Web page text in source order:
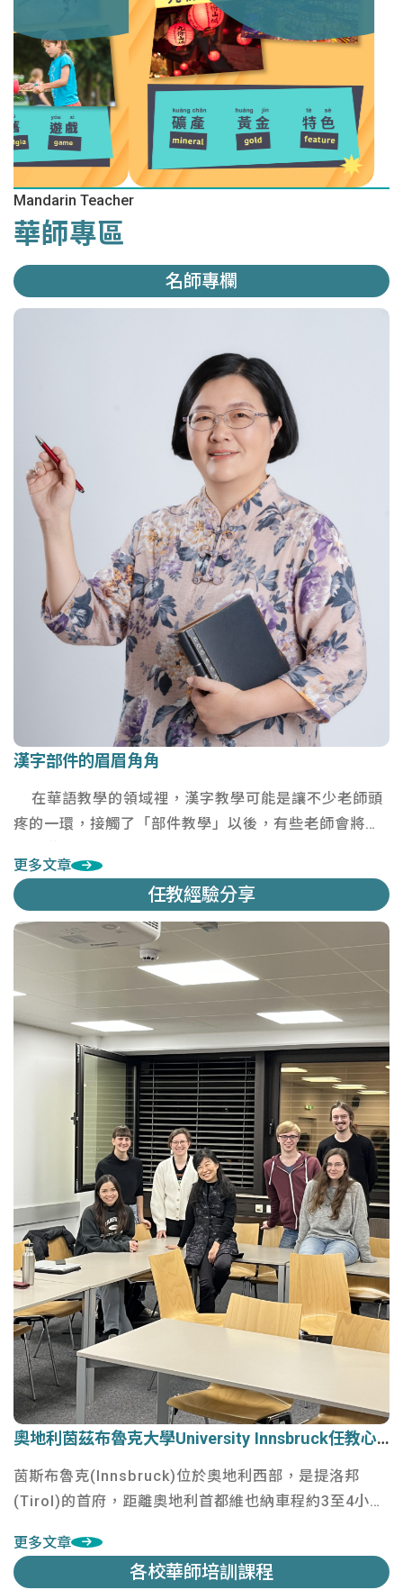
Mandarin Teacher
華師專區
名師專欄
漢字部件的眉眉角角
漢字部件的眉眉角角
在華語教學的領域裡，漢字教學可能是讓不少老師頭
疼的一環，接觸了「部件教學」以後，有些老師會將它
更多文章
任教經驗分享
奧地利茵茲布魯克大學University Innsbruck任教心得 奧地利茵茲布魯克大學University Innsbruck任教心得
茵斯布魯克(Innsbruck)位於奧地利西部，是提洛邦
(Tirol)的首府，距離奧地利首都維也納車程約3至4小
小時。
更多文章
各校華師培訓課程